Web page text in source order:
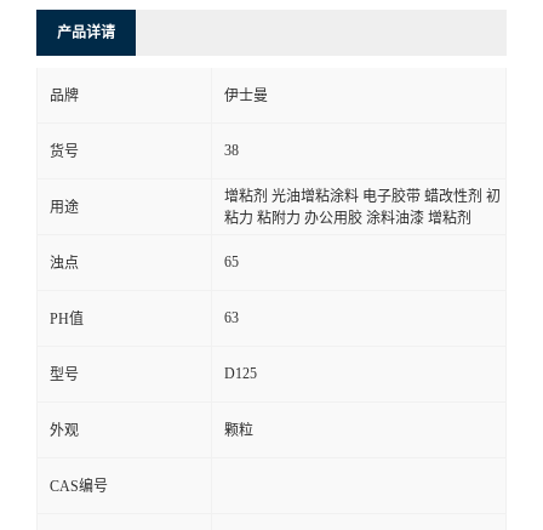
产品详请
品牌 伊士曼
货号 38
用途
增粘剂 光油增粘涂料 电子胶带 蜡改性剂 初
粘力 粘附力 办公用胶 涂料油漆 增粘剂
浊点 65
PH值 63
型号 D125
外观 颗粒
CAS编号